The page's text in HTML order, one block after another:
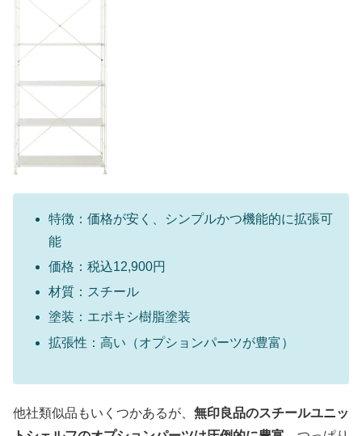
特徴：価格が安く、シンプルかつ機能的に拡張可
能
価格：税込12,900円
材質：スチール
塗装：エポキシ樹脂塗装
拡張性：高い（オプションパーツが豊富）
他社類似品もいくつかあるが、 無印良品のスチールユニッ